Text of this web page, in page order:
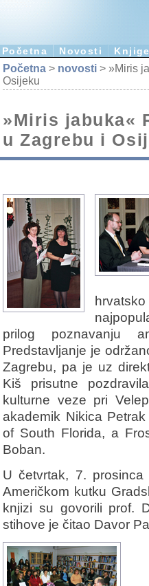
Početna Novosti
Početna > novosti > »Miris
Osijeku
»Miris jabuka«
u Zagrebu i
prilog poznavanju
Predstavljanje je
Zagrebu, pa je uz
Kiš prisutne
kulturne veze pri
akademik Nikica
of South Florida, a
Boban.
U četvrtak, 7.
Američkom kutku
knjizi su govorili prof.
stihove je čitao Davor